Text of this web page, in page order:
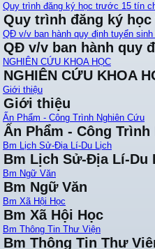
Quy trình đăng ký học trước 15 tín
Quy trình đăng ký
QĐ v/v ban hành quy định tuyển
QĐ v/v ban hành quy
NGHIÊN CỨU KHOA HỌC
NGHIÊN CỨU KHOA
Giới thiệu
Giới thiệu
Ấn Phẩm - Công Trình Nghiên Cứu
Ấn Phẩm - Công
Bm Lịch Sử-Địa Lí-Du Lịch
Bm Lịch Sử-Địa Lí-Du
Bm Ngữ Văn
Bm Ngữ Văn
Bm Xã Hội Học
Bm Xã Hội Học
Bm Thông Tin Thư Viện
Bm Thông Tin Thư